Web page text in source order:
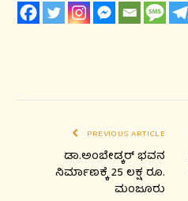
PREVIOUS ARTICLE
ಡಾ.ಅಂಬೇಡ್ಕರ್ ಭವನ
ನಿರ್ಮಾಣಕ್ಕೆ 25 ಲಕ್ಷ ರೂ.
ಮಂಜೂರು